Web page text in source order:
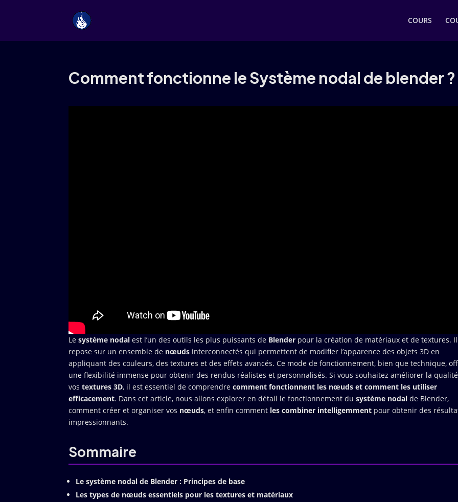
COURS
Comment fonctionne le Système nodal de blender ?
Lesystème nodal est l’un des outils les plus puissants de Blender pour la création de matériaux et de textures. Il
repose sur un ensemble de nœuds interconnectés qui permettent de modifier l’apparence des objets 3D en
appliquant des couleurs, des textures et des effets avancés. Ce mode de fonctionnement, bien que technique,
une flexibilité immense pour obtenir des rendus réalistes et personnalisés. Si vous souhaitez améliorer la
vostextures 3D, il est essentiel de comprendrecomment fonctionnent les nœuds et comment les utiliser
efficacement. Dans cet article, nous allons explorer en détail le fonctionnement dusystème nodal de Blender,
comment créer et organiser vos nœuds, et enfin comment les combiner intelligemment pour obtenir des
impressionnants.
Sommaire
Le système nodal de Blender : Principes de base
Les types de nœuds essentiels pour les textures et matériaux